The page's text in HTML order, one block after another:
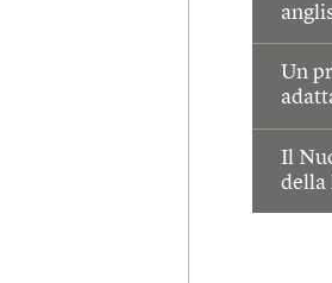
Un
Il
della